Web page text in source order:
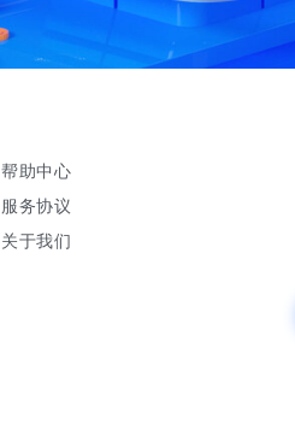
帮助中心
服务协议
关于我们